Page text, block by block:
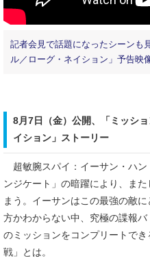
記者会見で話題になったシーンも
ル／ローグ・ネイション」予告映
8月7日（金）公開、「ミッシ
イション」ストーリー
超敏腕スパイ：イーサン・ハン
ンジケート」の暗躍により、ま
まう。イーサンはこの最強の敵
方かわからない中、究極の諜報
のミッションをコンプリートで
戦」とは。